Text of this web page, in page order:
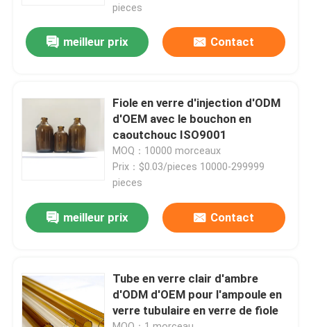
pieces
meilleur prix Contact
Fiole en verre d'injection d'ODM
d'OEM avec le bouchon en
caoutchouc ISO9001
MOQ：10000 morceaux
Prix：$0.03/pieces 10000-299999
pieces
meilleur prix Contact
Tube en verre clair d'ambre
d'ODM d'OEM pour l'ampoule en
verre tubulaire en verre de fiole